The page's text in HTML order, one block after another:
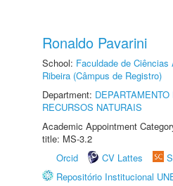
Ronaldo Pavarini
School: Faculdade de Ciências
Ribeira (Câmpus de Registro)
Department:
RECURSOS NATURAIS
Academic Appointment
title: MS-3.2
Orcid
CV Lattes
Repositório Institucional